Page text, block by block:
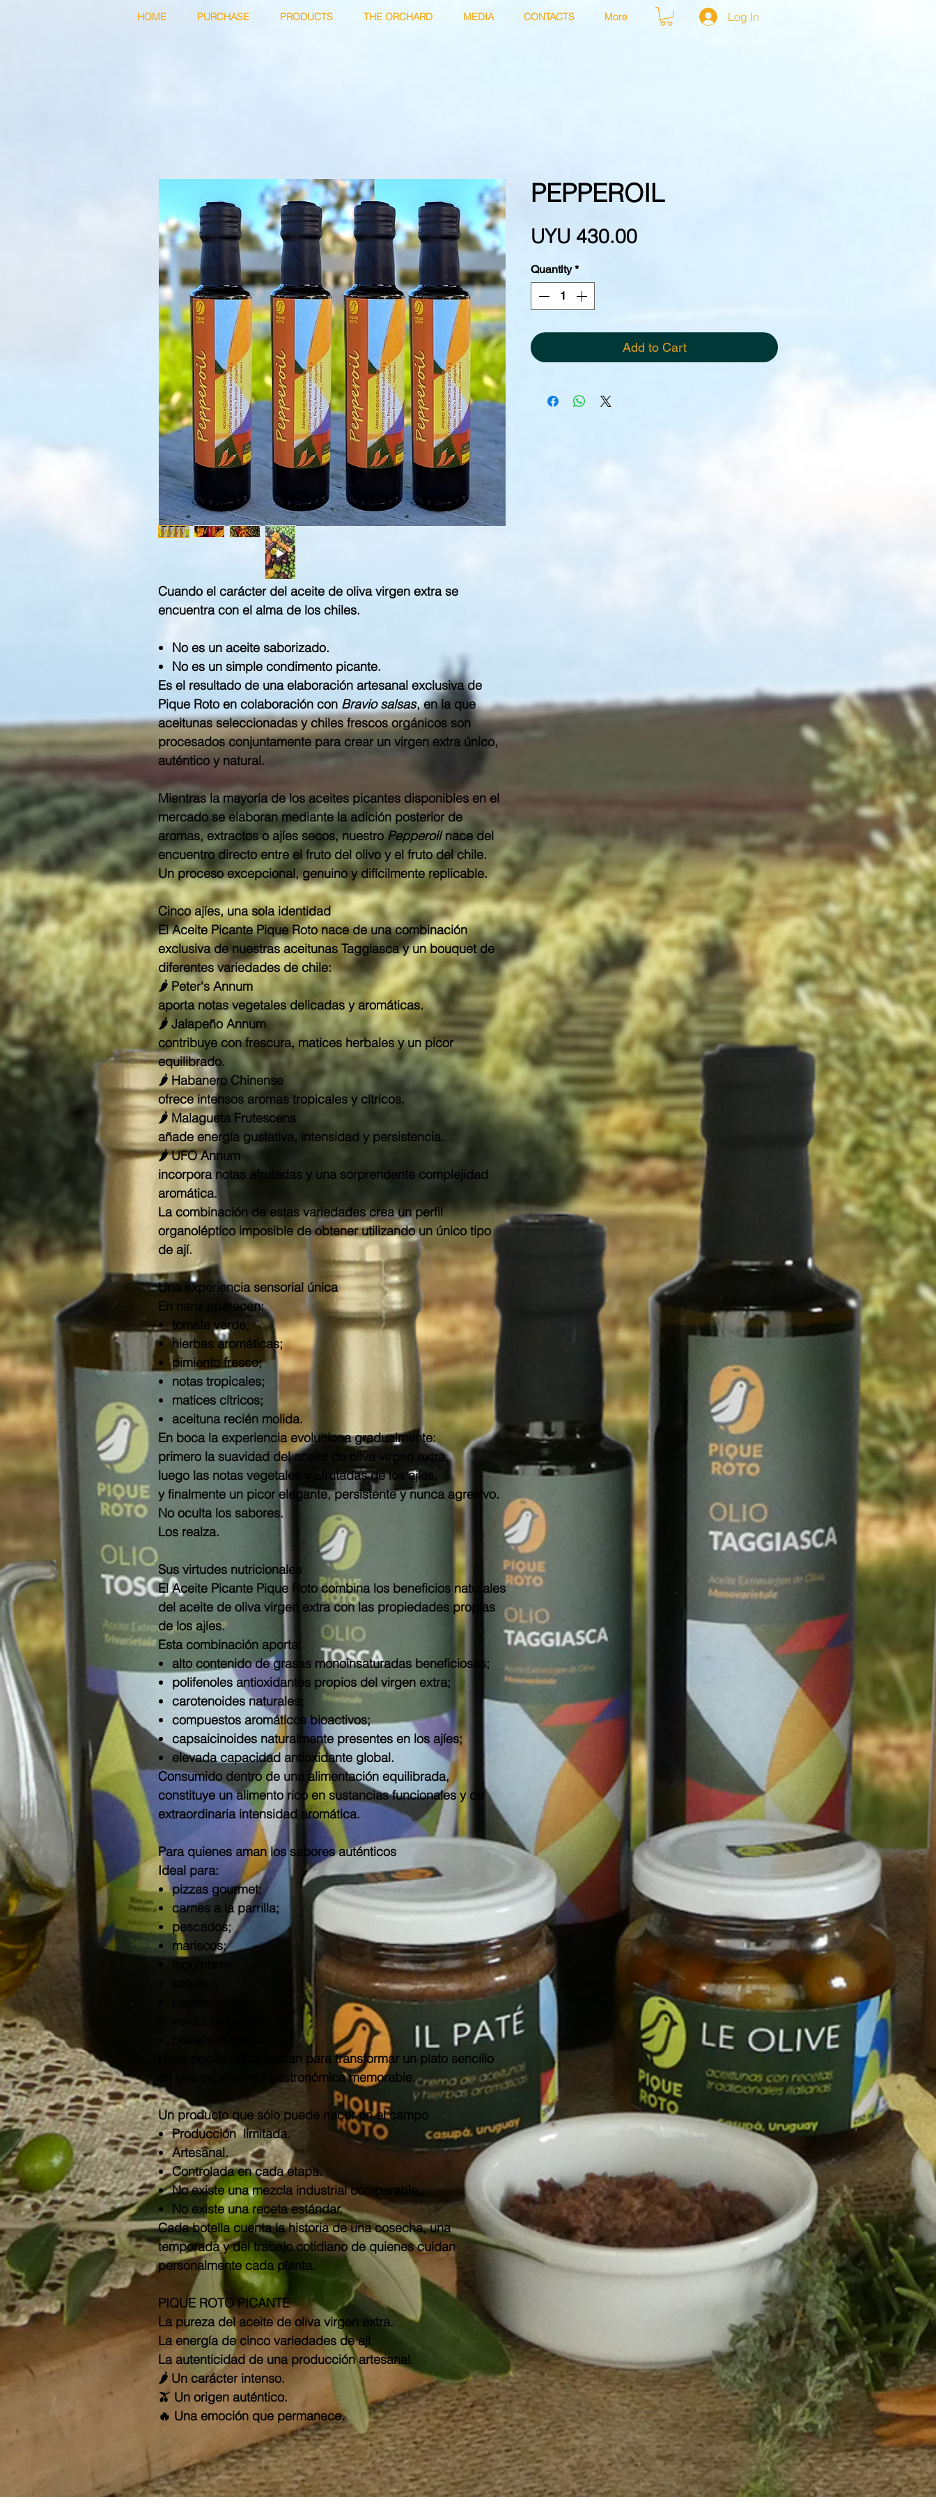
HOME PURCHASE PRODUCTS THE ORCHARD MEDIA CONTACTS More Log In
Cuando el carácter del aceite de oliva virgen extra se
encuentra con el alma de los chiles.
No es un aceite saborizado.
No es un simple condimento picante.
Es el resultado de una elaboración artesanal exclusiva de
Pique Roto en colaboración con Bravio salsas, en la que
aceitunas seleccionadas y chiles frescos orgánicos son
procesados conjuntamente para crear un virgen extra único,
auténtico y natural.
Mientras la mayoría de los aceites picantes disponibles en el
mercado se elaboran mediante la adición posterior de
aromas, extractos o ajíes secos, nuestro Pepperoilnace del
encuentro directo entre el fruto del olivo y el fruto del chile.
Un proceso excepcional, genuino y difícilmente replicable.
Cinco ajíes, una sola identidad
El Aceite Picante Pique Roto nace de una combinación
exclusiva de nuestras aceitunas Taggiasca y un bouquet de
diferentes variedades de chile:
🌶Peter's Annum
aporta notas vegetales delicadas y aromáticas.
🌶Jalapeño Annum
contribuye con frescura, matices herbales y un picor
equilibrado.
🌶 Habanero Chinense
ofrece intensos aromas tropicales y cítricos.
🌶Malagueta Frutescens
añade energía gustativa, intensidad y persistencia.
🌶UFO Annum
incorpora notas afrutadas y una sorprendente complejidad
aromática.
La combinación de estas variedades crea un perfil
organoléptico imposible de obtener utilizando un único tipo
de ají.
Una experiencia sensorial única
En nariz aparecen:
tomate verde;
hierbas aromáticas;
pimiento fresco;
notas tropicales;
matices cítricos;
aceituna recién molida.
En boca la experiencia evoluciona gradualmente:
primero la suavidad del aceite de oliva virgen extra,
luego las notas vegetales y afrutadas de los ajíes,
y finalmente un picor elegante, persistente y nunca agresivo.
No oculta los sabores.
Los realza.
Sus virtudes nutricionales
El Aceite Picante Pique Roto combina los beneficios naturales
del aceite de oliva virgen extra con las propiedades propias
de los ajíes.
Esta combinación aporta:
alto contenido de grasas monoinsaturadas beneficiosas;
polifenoles antioxidantes propios del virgen extra;
carotenoides naturales;
compuestos aromáticos bioactivos;
capsaicinoides naturalmente presentes en los ajíes;
elevada capacidad antioxidante global.
Consumido dentro de una alimentación equilibrada,
constituye un alimento rico en sustancias funcionales y de
extraordinaria intensidad aromática.
Para quienes aman los sabores auténticos
Ideal para:
pizzas gourmet;
carnes a la parrilla;
pescados;
mariscos;
Unas pocas gotas bastan para transformar un plato sencillo
en una experiencia gastronómica memorable.
Un producto que sólo puede nacer en el campo
Producción limitada.
Artesanal.
Controlada en cada etapa.
No existe una mezcla industrial comparable.
No existe una receta estándar.
Cada botella cuenta la historia de una cosecha, una
temporada y del trabajo cotidiano de quienes cuidan
personalmente cada planta.
PIQUE ROTO PICANTE
La pureza del aceite de oliva virgen extra.
La energía de cinco variedades de ají.
La autenticidad de una producción artesanal.
🌶️ Un carácter intenso.
🫒 Un origen auténtico.
🔥 Una emoción que permanece.
PEPPEROIL
UYU 430.00Price
Quantity *
Add to Cart